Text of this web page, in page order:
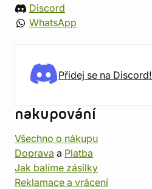
Discord
WhatsApp
Přidej se na Discord!
nakupování
Všechno o nákupu
Doprava a Platba
Jak balíme zásilky
Reklamace a vrácení